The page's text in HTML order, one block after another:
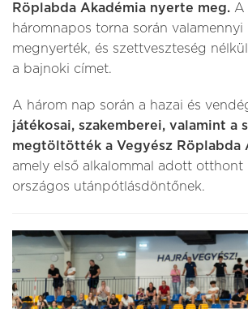
Röplabda Akadémia nyerte meg. A
háromnapos torna során valamennyi
megnyerték, és szettveszteség
a bajnoki címet.
A három nap során a hazai és
játékosai, szakemberei, valamint a
megtöltötték a Vegyész Röplabda
amely első alkalommal adott otthont
országos utánpótlásdöntőnek.